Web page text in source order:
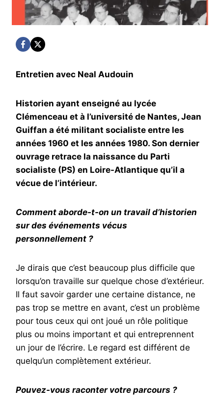
Entretien avec Neal Audouin
Historien ayant enseigné au lycée
Clémenceau et à l’université de Nantes, Jean
Guiffan a été militant socialiste entre les
années 1960 et les années 1980. Son dernier
ouvrage retrace la naissance du Parti
socialiste (PS) en Loire-Atlantique qu’il a
vécue de l’intérieur.
Comment aborde-t-on un travail d’historien
sur des événements vécus
personnellement ?
Je dirais que c’est beaucoup plus difficile que
lorsqu’on travaille sur quelque chose d’extérieur.
Il faut savoir garder une certaine distance, ne
pas trop se mettre en avant, c’est un problème
pour tous ceux qui ont joué un rôle politique
plus ou moins important et qui entreprennent
un jour de l’écrire. Le regard est différent de
quelqu’un complètement extérieur.
Pouvez-vous raconter votre parcours ?